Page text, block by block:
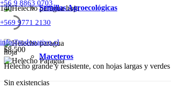
+56 9 8863 0703
+569 9771 2130
info@todonativo.cl
Semillas Agroecológicas
Maceteros
$8.500
Helecho grande y resistente, con hojas largas y
Sin existencias